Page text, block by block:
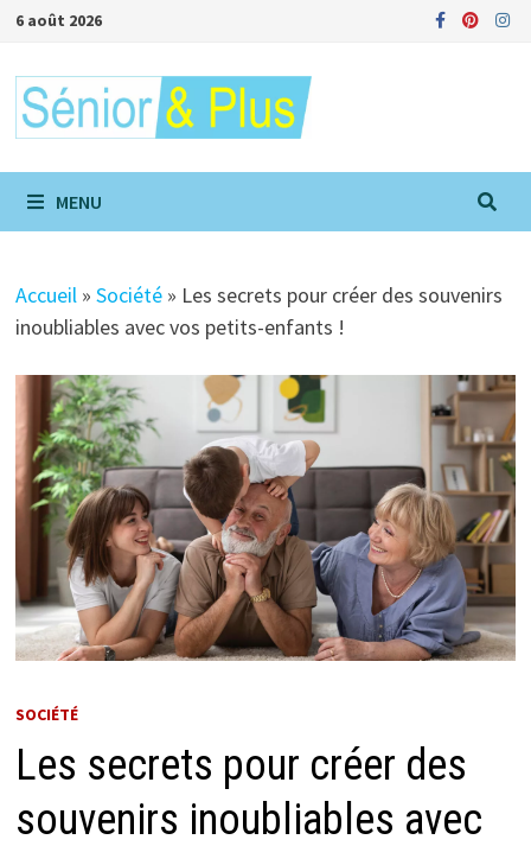
Passer
contenu
6 août 2026
MENU
Accueil »Société » Les secrets pour créer des souvenirs
inoubliables avec vos petits-enfants !
SOCIÉTÉ
Les secrets pour créer des
souvenirs inoubliables avec